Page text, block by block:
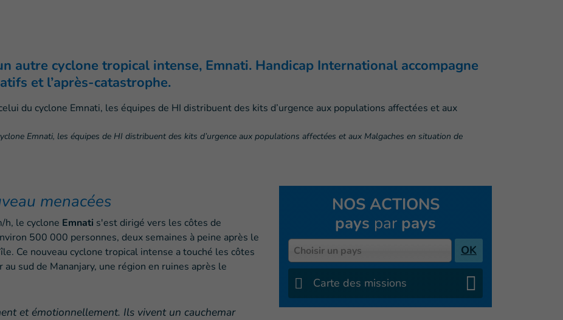
autre cyclone tropical intense, Emnati. Handicap International accompagne
et l’après-catastrophe.
Emnati, les équipes de HI distribuent des kits d’urgence aux populations affectées et aux Malgaches en situation de
menacées
h, le cyclone Emnati s'est dirigé vers les côtes de
500 000 personnes, deux semaines à peine après le
Ce nouveau cyclone tropical intense a touché les côtes
sud de Mananjary, une région en ruines après le
et émotionnellement. Ils vivent un cauchemar
NOS ACTIONS
pays par pays
PaysChoisir un pays OK
Carte des missions